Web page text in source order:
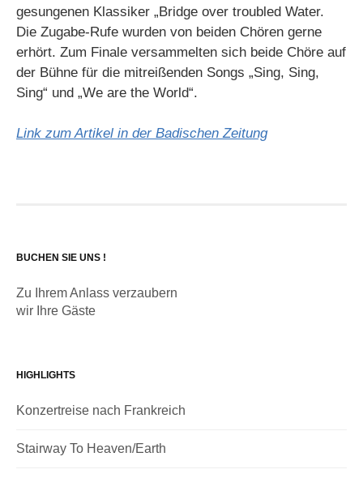
gesungenen Klassiker „Bridge over troubled Water.
Die Zugabe-Rufe wurden von beiden Chören gerne
erhört. Zum Finale versammelten sich beide Chöre auf
der Bühne für die mitreißenden Songs „Sing, Sing,
Sing“ und „We are the World“.
Link zum Artikel in der Badischen Zeitung
BUCHEN SIE UNS !
Zu Ihrem Anlass verzaubern
wir Ihre Gäste
HIGHLIGHTS
Konzertreise nach Frankreich
Stairway To Heaven/Earth